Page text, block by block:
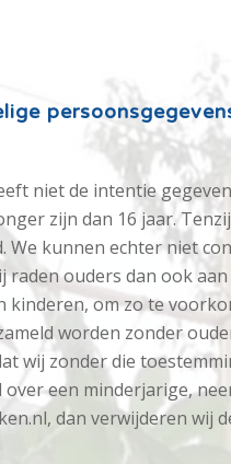
niet de intentie
zijn dan 16 jaar.
We kunnen echter niet
raden ouders dan ook
kinderen, om zo te
worden zonder
wij zonder die
een minderjarige,
dan verwijderen wij